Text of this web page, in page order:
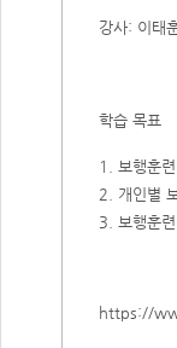
강사: 이태
학습 목표
1. 보행훈
2. 개인별
3. 보행훈
https://